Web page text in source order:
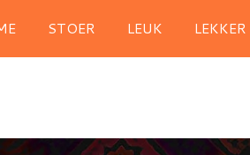
STOER LEUK LEKKER